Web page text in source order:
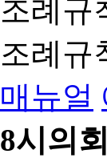
조례규
조례규
매뉴얼
8시의